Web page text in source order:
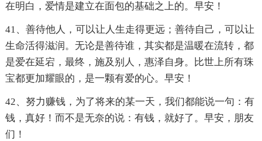
在明白，爱情是建立在面包的基础之上的。早安！
41、善待他人，可以让人生走得更远；善待自己，可以让
生命活得滋润。无论是善待谁，其实都是温暖在流转，都
是爱在延宕，最终，施及别人，惠泽自身。比世上所有珠
宝都更加耀眼的，是一颗有爱的心。早安！
42、努力赚钱，为了将来的某一天，我们都能说一句：有
钱，真好！而不是无奈的说：有钱，就好了。早安，朋友
们！